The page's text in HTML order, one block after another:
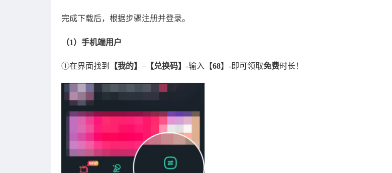
完成下载后，根据步骤注册并登录。
（1）手机端用户
①在界面找到 【我的】 – 【兑换码】 -输入【68】-即可领取免费时长！